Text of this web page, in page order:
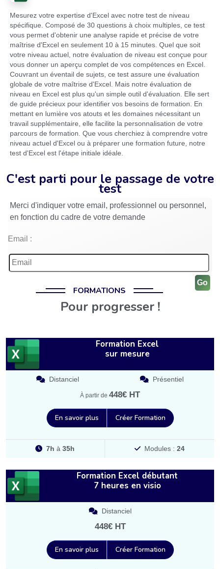
Mesurez votre expertise d'Excel avec notre test de niveau
spécifique. Composé de 30 questions à choix multiples, ce test
vous permet d'obtenir une analyse rapide et précise de votre
maîtrise d'Excel en seulement 10 à 15 minutes. Quel que soit
votre niveau actuel, notre évaluation de niveau est conçue pour
vous donner un aperçu complet de vos compétences en Excel.
Couvrant un éventail de sujets, ce test assure une évaluation
globale de votre maîtrise d'Excel. Mais notre évaluation de
niveau en Excel est plus qu'un simple outil d'évaluation. Elle sert
de guide précieux pour identifier vos besoins de formation. En
mettant en lumière vos atouts et les domaines nécessitant un
travail supplémentaire, elle facilite la personnalisation de votre
parcours de formation. Que vous cherchiez à comprendre votre
niveau actuel d'Excel ou à préparer une formation future, notre
test d'Excel est l'étape initiale idéale.
C'est parti pour le passage de votre
test
Merci d'indiquer votre email, professionnel ou personnel,
en fonction du cadre de votre demande
Email :
Go
FORMATIONS
Pour progresser !
Formation Excel
sur mesure
Distanciel Présentiel
À partir de 448€ HT
En savoir plus Créer Formation
7h à35h Modules : 24
Formation Excel débutant
7 heures en visio
Distanciel
448€ HT
En savoir plus Créer Formation